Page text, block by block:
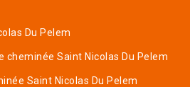
Du Pelem
cheminée Saint Nicolas Du Pelem
Saint Nicolas Du Pelem